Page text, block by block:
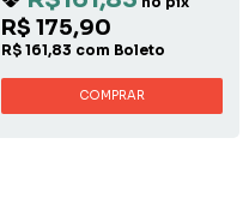
R$ 175,90
R$ 161,83 com Boleto
COMPRAR